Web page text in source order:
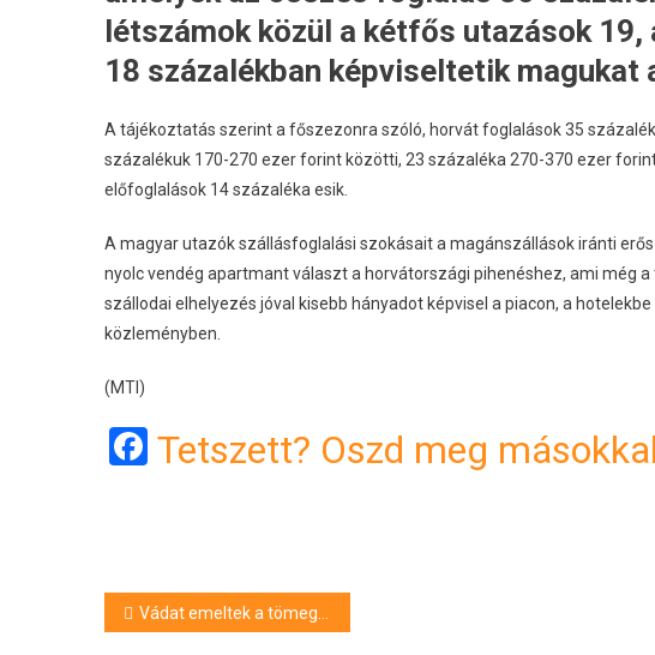
létszámok közül a kétfős utazások
18 százalékban képviseltetik magukat
A tájékoztatás szerint a főszezonra szóló, horvát foglalások 35
százalékuk 170-270 ezer forint közötti, 23 százaléka 270-370 ezer
előfoglalások 14 százaléka esik.
A magyar utazók szállásfoglalási szokásait a magánszállások iránti
nyolc vendég apartmant választ a horvátországi pihenéshez, ami még
szállodai elhelyezés jóval kisebb hányadot képvisel a piacon, a
közleményben.
(MTI)
Facebook
Tetszett? Oszd meg
Bejegyzés
Vádat emeltek a tömegszerencsétlenséget okozó húszéves zalai férfi ellen